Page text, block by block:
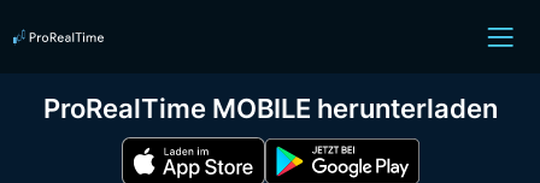
ProRealTime MOBILE herunterladen